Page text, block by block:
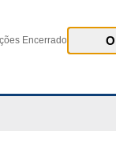
Encerrado